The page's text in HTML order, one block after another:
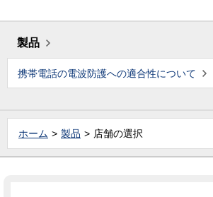
製品
携帯電話の電波防護への適合性について
ホーム 製品 店舗の選択